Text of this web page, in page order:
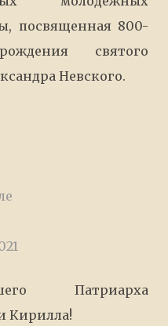
посвященная 800-
святого
Невского.
Патриарха
Кирилла!